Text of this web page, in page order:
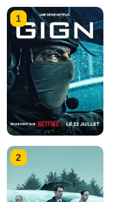
1
2